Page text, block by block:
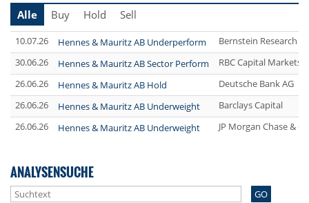
Alle
Buy Hold Sell
10.07.26 Hennes & Mauritz AB Underperform
Bernstein Research
30.06.26
Hennes & Mauritz AB Sector Perform
RBC Capital Markets
26.06.26
Hennes & Mauritz AB Hold
Deutsche Bank AG
26.06.26
Hennes & Mauritz AB Underweight
Barclays Capital
26.06.26
Hennes & Mauritz AB Underweight JP Morgan Chase &
ANALYSENSUCHE
GO